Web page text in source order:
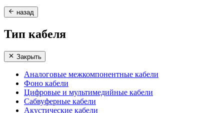
назад
Тип кабеля
Закрыть
Аналоговые межкомпонентные кабели
Фоно кабели
Цифровые и мультимедийные кабели
Сабвуферные кабели
Акустические кабели